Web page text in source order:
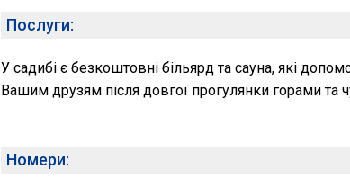
Послуги:
У садибі є безкоштовні більярд та сауна, які
Вашим друзям після довгої прогулянки горами та
Номери: